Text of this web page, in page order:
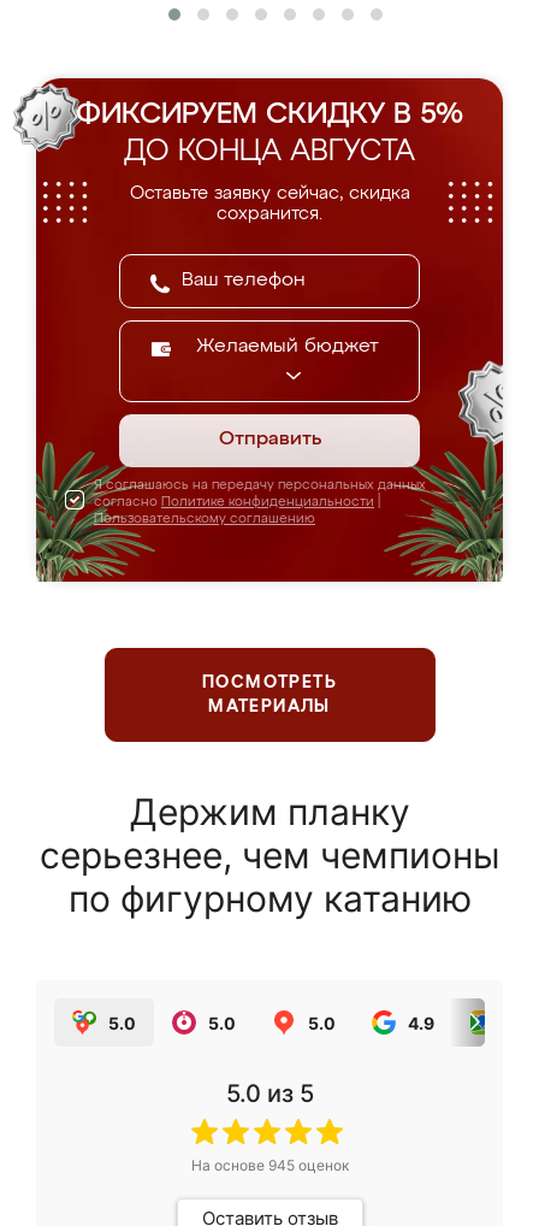
ФИКСИРУЕМ СКИДКУ В 5%
ДО КОНЦА АВГУСТА
Оставьте заявку сейчас, скидка
сохранится.
Желаемый бюджет
Отправить
Я соглашаюсь на передачу персональных данных
согласно Политике конфиденциальности
Пользовательскому соглашению
ПОСМОТРЕТЬ
МАТЕРИАЛЫ
Держим планку
серьезнее, чем чемпионы
по фигурному катанию
5.0 5.0 5.0 4.9
5.0 из 5
На основе 945оценок
Оставить отзыв